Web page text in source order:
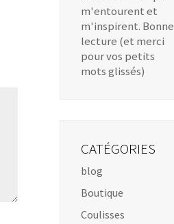
m'entourent et
m'inspirent. Bonne
lecture (et merci
pour vos petits
mots glissés)
CATÉGORIES
blog
Boutique
Coulisses